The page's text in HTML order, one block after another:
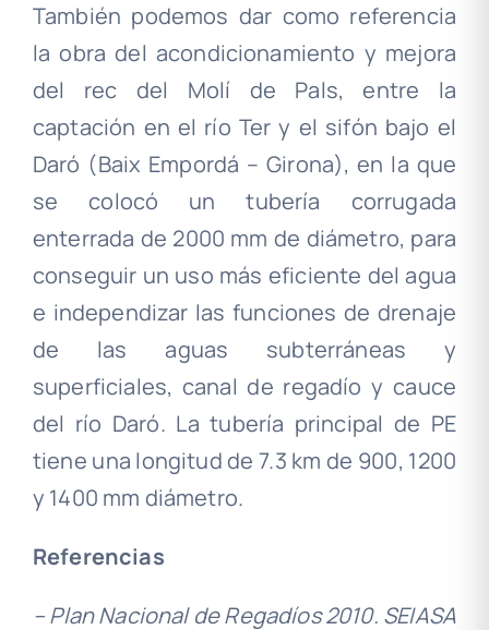
También podemos dar como referencia
la obra del acondicionamiento y mejora
del rec del Molí de Pals, entre la
captación en el río Ter y el sifón bajo el
Daró (Baix Empordá – Girona), en la que
se colocó un tubería corrugada
enterrada de 2000 mm de diámetro, para
conseguir un uso más eficiente del agua
e independizar las funciones de drenaje
de las aguas subterráneas y
superficiales, canal de regadío y cauce
del río Daró. La tubería principal de PE
tiene una longitud de 7.3 km de 900, 1200
y 1400 mm diámetro.
Referencias
– Plan Nacional de Regadíos 2010. SEIASA